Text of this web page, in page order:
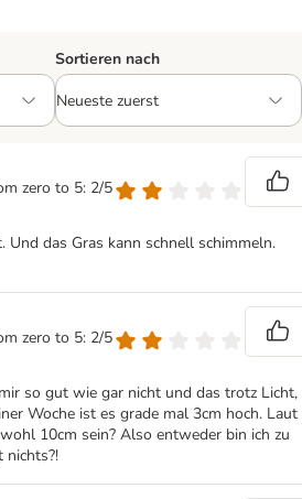
Sortieren nach
zero to 5: 2/5
das Gras kann schnell schimmeln.
zero to 5: 2/5
so gut wie gar nicht und das trotz Licht,
Woche ist es grade mal 3cm hoch. Laut
10cm sein? Also entweder bin ich zu
nichts?!